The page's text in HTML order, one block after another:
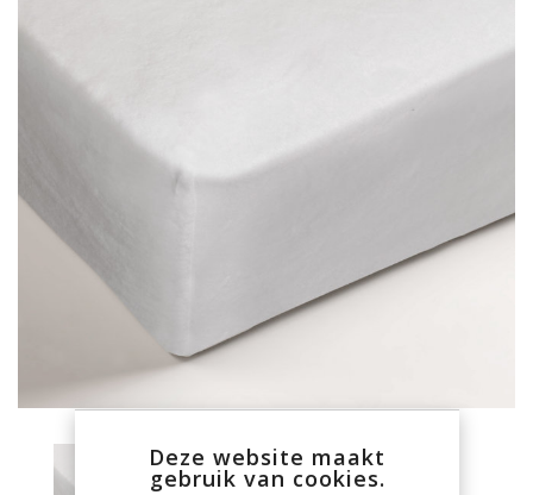
Deze website maakt
gebruik van cookies.